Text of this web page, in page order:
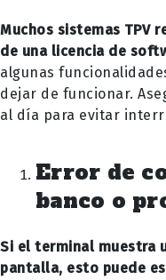
Muchos sistemas TPV
de una licencia de
algunas
dejar de funcionar.
al día para evitar
Error de
banco o
Si el terminal muestra
pantalla, esto puede